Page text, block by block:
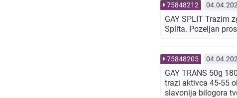
75848212
GAY SPLIT Trazim
Splita. Pozeljan
75848205
GAY TRANS 50g
trazi aktivca 45-55
slavonija bilogora